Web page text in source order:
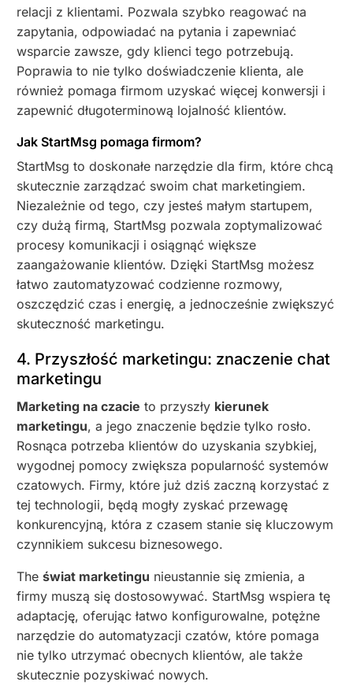
relacji z klientami. Pozwala szybko reagować na
zapytania, odpowiadać na pytania i zapewniać
wsparcie zawsze, gdy klienci tego potrzebują.
Poprawia to nie tylko doświadczenie klienta, ale
również pomaga firmom uzyskać więcej konwersji i
zapewnić długoterminową lojalność klientów.
Jak StartMsg pomaga firmom?
StartMsg to doskonałe narzędzie dla firm, które chcą
skutecznie zarządzać swoim chat marketingiem.
Niezależnie od tego, czy jesteś małym startupem,
czy dużą firmą, StartMsg pozwala zoptymalizować
procesy komunikacji i osiągnąć większe
zaangażowanie klientów. Dzięki StartMsg możesz
łatwo zautomatyzować codzienne rozmowy,
oszczędzić czas i energię, a jednocześnie zwiększyć
skuteczność marketingu.
4. Przyszłość marketingu: znaczenie chat
marketingu
Marketing na czacie to przyszły kierunek
marketingu, a jego znaczenie będzie tylko rosło.
Rosnąca potrzeba klientów do uzyskania szybkiej,
wygodnej pomocy zwiększa popularność systemów
czatowych. Firmy, które już dziś zaczną korzystać z
tej technologii, będą mogły zyskać przewagę
konkurencyjną, która z czasem stanie się kluczowym
czynnikiem sukcesu biznesowego.
Theświat marketingu nieustannie się zmienia, a
firmy muszą się dostosowywać. StartMsg wspiera tę
adaptację, oferując łatwo konfigurowalne, potężne
narzędzie do automatyzacji czatów, które pomaga
nie tylko utrzymać obecnych klientów, ale także
skutecznie pozyskiwać nowych.